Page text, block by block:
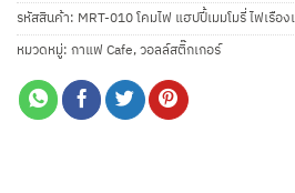
รหัสสินค้า: MRT-010 โคมไฟ แฮปปี้เมมโมรี่ ไฟเรือ
หมวดหมู่: กาแฟ Cafe,วอลล์สติ๊กเกอร์